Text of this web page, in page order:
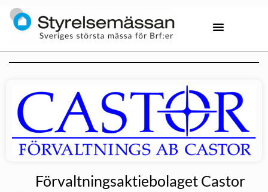
Förvaltningsaktiebolaget Castor